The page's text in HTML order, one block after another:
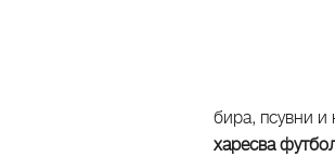
бира, псувни и
харесва